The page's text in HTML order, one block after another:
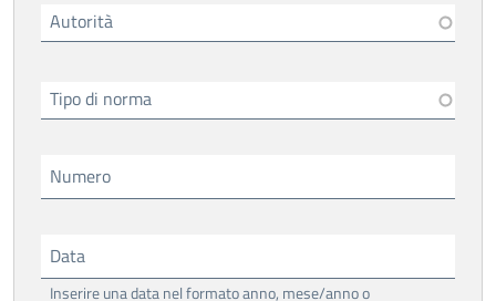
Autorità
Tipo di norma
Numero
Data
Inserire una data nel formato anno, mese/anno o